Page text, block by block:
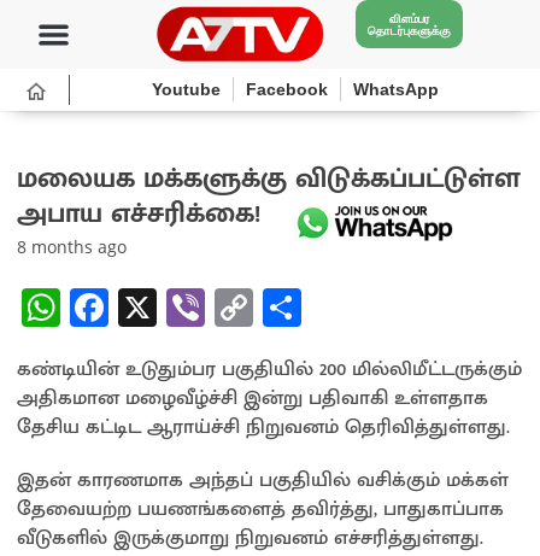
விளம்பர
தொடர்புகளுக்கு
Youtube Facebook WhatsApp
மலையக மக்களுக்கு விடுக்கப்பட்டுள்ள
அபாய எச்சரிக்கை!
8 months ago
W
h
at
sA
p
p
Fa
ce
b
o
o
k
X Vi
b
er
C
o
py
Li
n
k
h
ar
e
கண்டியின் உடுதும்பர பகுதியில் 200 மில்லிமீட்டருக்கும்
அதிகமான மழைவீழ்ச்சி இன்று பதிவாகி உள்ளதாக
தேசிய கட்டிட ஆராய்ச்சி நிறுவனம் தெரிவித்துள்ளது.
இதன் காரணமாக அந்தப் பகுதியில் வசிக்கும் மக்கள்
தேவையற்ற பயணங்களைத் தவிர்த்து, பாதுகாப்பாக
வீடுகளில் இருக்குமாறு நிறுவனம் எச்சரித்துள்ளது.